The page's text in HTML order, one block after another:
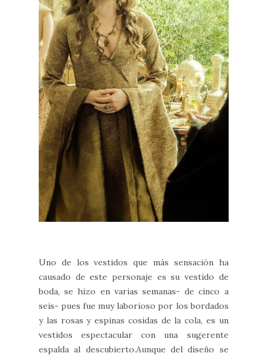
Uno de los vestidos que más sensación ha
causado de este personaje es su vestido de
boda, se hizo en varias semanas- de cinco a
seis- pues fue muy laborioso por los bordados
y las rosas y espinas cosidas de la cola, es un
vestidos espectacular con una sugerente
espalda al descubierto.Aunque del diseño se